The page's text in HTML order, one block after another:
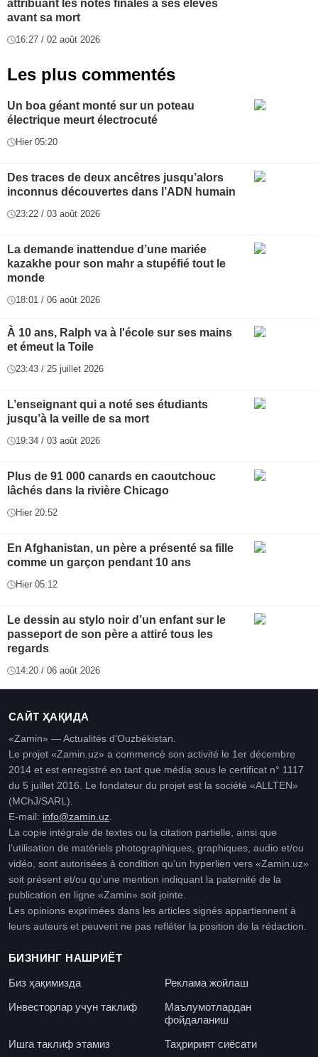
attribuant les notes finales à ses élèves
avant sa mort
16:27 / 02 août 2026
Les plus commentés
Un boa géant monté sur un poteau
électrique meurt électrocuté
Hier 05:20
Des traces de deux ancêtres jusqu’alors
inconnus découvertes dans l’ADN humain
23:22 / 03 août 2026
La demande inattendue d’une mariée
kazakhe pour son mahr a stupéfié tout le
monde
18:01 / 06 août 2026
À 10 ans, Ralph va à l'école sur ses mains
et émeut la Toile
23:43 / 25 juillet 2026
L’enseignant qui a noté ses étudiants
jusqu’à la veille de sa mort
19:34 / 03 août 2026
Plus de 91 000 canards en caoutchouc
lâchés dans la rivière Chicago
Hier 20:52
En Afghanistan, un père a présenté sa fille
comme un garçon pendant 10 ans
Hier 05:12
Le dessin au stylo noir d’un enfant sur le
passeport de son père a attiré tous les
regards
14:20 / 06 août 2026
САЙТ ҲАҚИДА
«Zamin» — Actualités d’Ouzbékistan.
Le projet «Zamin.uz» a commencé son activité le 1er décembre
2014 et est enregistré en tant que média sous le certificat n° 1117
du 5 juillet 2016. Le fondateur du projet est la société «ALLTEN»
(MChJ/SARL).
E-mail: info@zamin.uz.
La copie intégrale de textes ou la citation partielle, ainsi que
l’utilisation de matériels photographiques, graphiques, audio et/ou
vidéo, sont autorisées à condition qu’un hyperlien vers «Zamin.uz»
soit présent et/ou qu’une mention indiquant la paternité de la
publication en ligne «Zamin» soit jointe.
Les opinions exprimées dans les articles signés appartiennent à
leurs auteurs et peuvent ne pas refléter la position de la rédaction.
БИЗНИНГ НАШРИЁТ
Биз ҳақимизда
Реклама жойлаш
Инвесторлар учун таклиф
Маълумотлардан
фойдаланиш
Ишга таклиф этамиз
Таҳририят сиёсати